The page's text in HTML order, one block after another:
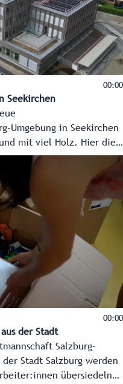
00:00
Seekirchen
Umgebung in Seekirchen
mit viel Holz. Hier die
der Verwaltung in
00:00
aus der Stadt
Salzburg-
Stadt Salzburg werden
übersiedeln